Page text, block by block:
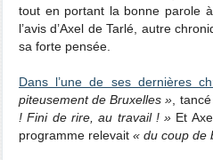
tout en portant la bonne parole
l’avis d’Axel de Tarlé, autre
sa forte pensée.
Dans l’une de ses dernières
piteusement de Bruxelles » ,
! Fini de rire, au travail ! » Et
programme relevait « du coup de